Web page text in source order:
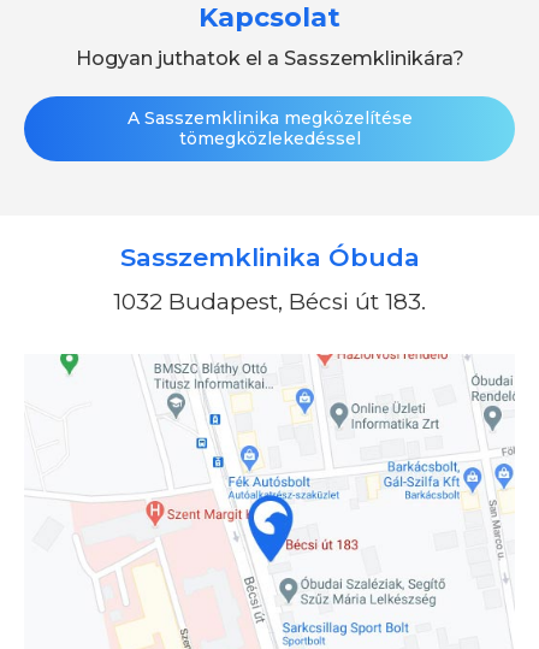
Kapcsolat
Hogyan juthatok el a Sasszemklinikára?
A Sasszemklinika megközelítése
tömegközlekedéssel
Sasszemklinika Óbuda
1032 Budapest, Bécsi út 183.